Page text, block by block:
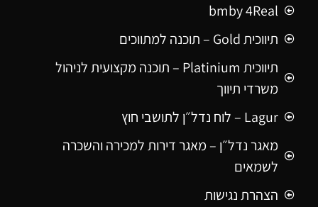
bmby 4Real
תיווכית Gold – תוכנה למתווכים
תיווכית Platinium – תוכנה מקצועית לניהול
משרדי תיווך
Lagur – לוח נדל״ן לתושבי חוץ
מאגר נדל״ן – מאגר דירות למכירה והשכרה
לשמאים
הצהרת נגישות